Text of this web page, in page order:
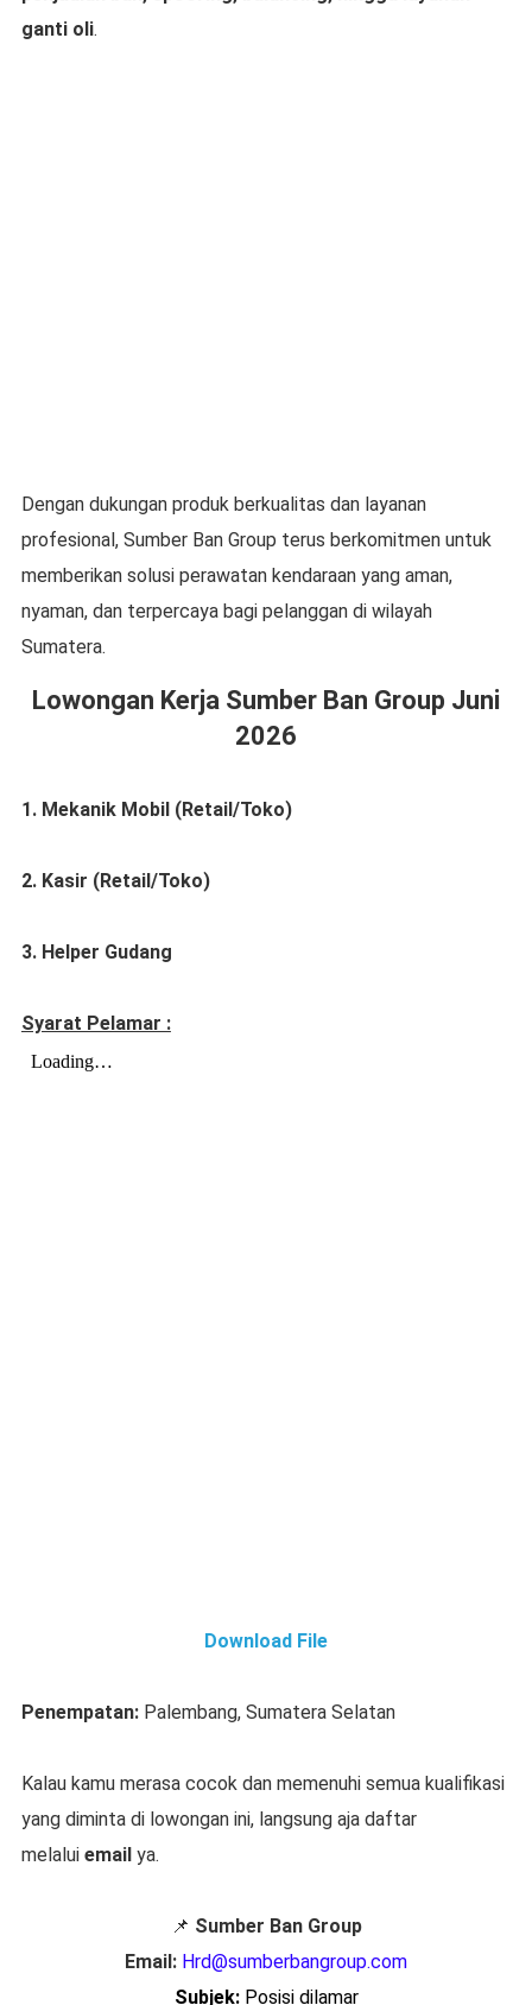
ganti oli.
Dengan dukungan produk berkualitas dan layanan
profesional, Sumber Ban Group terus berkomitmen untuk
memberikan solusi perawatan kendaraan yang aman,
nyaman, dan terpercaya bagi pelanggan di wilayah
Sumatera.
Lowongan Kerja Sumber Ban Group Juni
2026
1. Mekanik Mobil (Retail/Toko)
2. Kasir (Retail/Toko)
3. Helper Gudang
Syarat Pelamar :
Download File
Penempatan: Palembang, Sumatera Selatan
Kalau kamu merasa cocok dan memenuhi semua kualifikasi
yang diminta di lowongan ini, langsung aja daftar
melalui email ya.
📌 Sumber Ban Group
Email: Hrd@sumberbangroup.com
Subjek:Posisi dilamar